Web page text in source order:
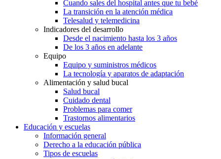
Cuando sales del hospital antes que tu bebé
La transición en la atención médica
Telesalud y telemedicina
Indicadores del desarrollo
Desde el nacimiento hasta los 3 años
De los 3 años en adelante
Equipo
Equipo y suministros médicos
La tecnología y aparatos de adaptación
Alimentación y salud bucal
Salud bucal
Cuidado dental
Problemas para comer
Trastornos alimentarios
Educación y escuelas
Información general
Derecho a la educación pública
Tipos de escuelas